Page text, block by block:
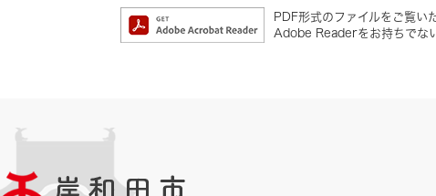
PDF形式のファイルをご覧い
Adobe Readerをお持ちでな